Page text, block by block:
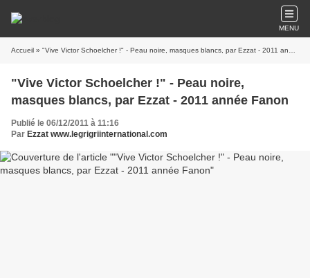
MENU
Accueil » "Vive Victor Schoelcher !" - Peau noire, masques blancs, par Ezzat - 2011 année Fanon
"Vive Victor Schoelcher !" - Peau noire,
masques blancs, par Ezzat - 2011 année Fanon
Publié le 06/12/2011 à 11:16
Par Ezzat www.legrigriinternational.com